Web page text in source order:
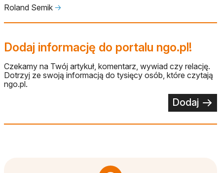
Roland Semik 🡢
Dodaj informację do portalu ngo.pl!
Czekamy na Twój artykuł, komentarz, wywiad czy relację.
Dotrzyj ze swoją informacją do tysięcy osób, które czytają
ngo.pl.
Dodaj